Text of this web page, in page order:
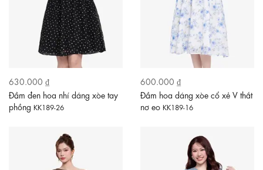
630.000 ₫
Đầm đen hoa nhí dáng xòe tay
phồng KK189-26
600.000 ₫
Đầm hoa dáng xòe cổ xẻ V thắt
nơ eo KK189-16